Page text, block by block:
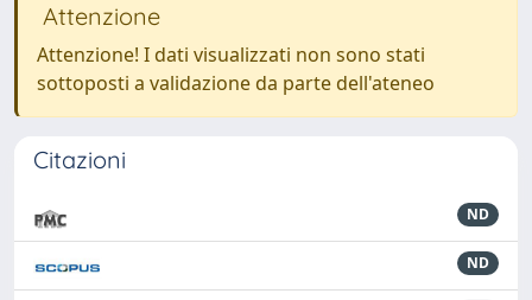
Attenzione
Attenzione! I dati visualizzati non sono stati
sottoposti a validazione da parte dell'ateneo
Citazioni
ND
ND